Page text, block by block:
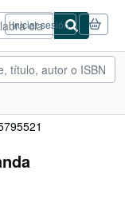
Iniciar sesión